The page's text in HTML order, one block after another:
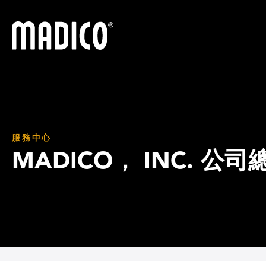
馬迪科
服務中心
MADICO， INC. 公司